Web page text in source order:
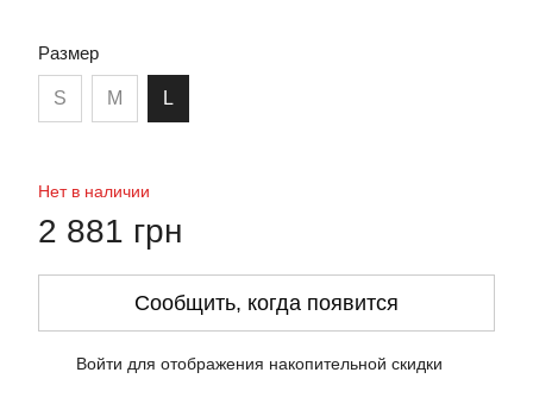
Размер
S M L
Нет в наличии
2 881 грн
Сообщить, когда появится
Войти для отображения накопительной скидки